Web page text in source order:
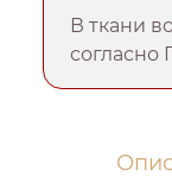
В ткани
согласно